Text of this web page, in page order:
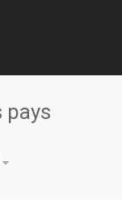
pays
avancée